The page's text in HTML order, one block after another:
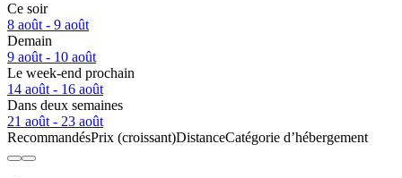
Ce soir
8 août - 9 août
Demain
9 août - 10 août
Le week-end prochain
14 août - 16 août
Dans deux semaines
21 août - 23 août
RecommandésPrix (croissant)DistanceCatégorie d’hébergement